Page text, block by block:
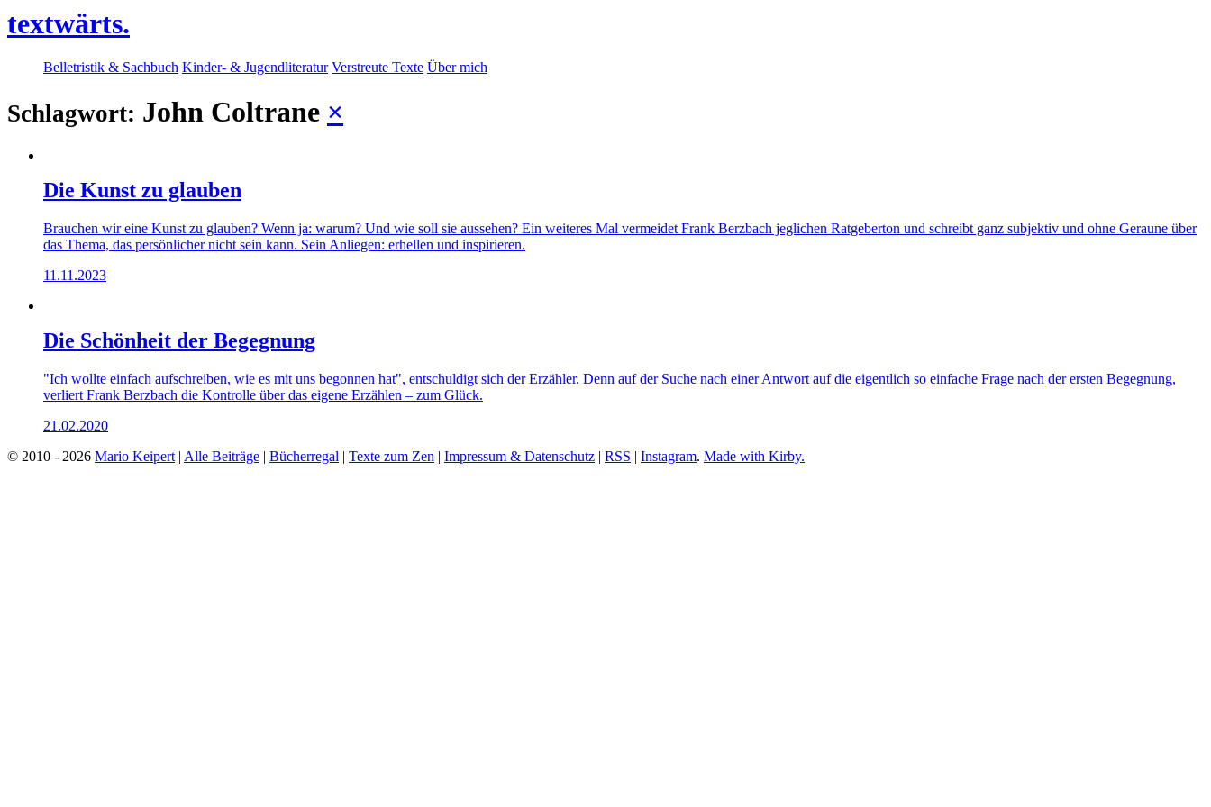
textwärts.
Belletristik & Sachbuch Kinder- & Jugendliteratur Verstreute Texte Über mich
Schlagwort: John Coltrane ×
Die Kunst zu glauben
Brauchen wir eine Kunst zu glauben? Wenn ja: warum? Und wie soll sie aussehen? Ein weiteres Mal vermeidet Frank Berzbach jeglichen Ratgeberton und schreibt ganz subjektiv und ohne Geraune über
das Thema, das persönlicher nicht sein kann. Sein Anliegen: erhellen und inspirieren.
11.11.2023
Die Schönheit der Begegnung
"Ich wollte einfach aufschreiben, wie es mit uns begonnen hat", entschuldigt sich der Erzähler. Denn auf der Suche nach einer Antwort auf die eigentlich so einfache Frage nach der ersten Begegnung,
verliert Frank Berzbach die Kontrolle über das eigene Erzählen – zum Glück.
21.02.2020
© 2010 - 2026 Mario Keipert | Alle Beiträge | Bücherregal | Texte zum Zen | Impressum & Datenschutz | RSS | Instagram. Made with Kirby.